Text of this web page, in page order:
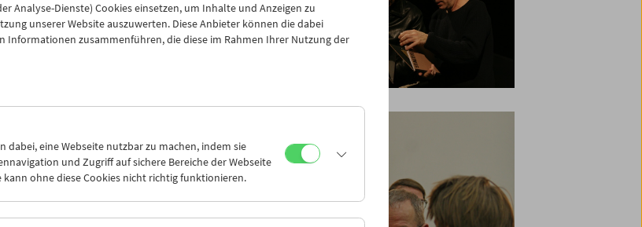
Analyse-Dienste) Cookies einsetzen, um Inhalte und Anzeigen zu
unserer Website auszuwerten. Diese Anbieter können die dabei
Informationen zusammenführen, die diese im Rahmen Ihrer Nutzung der
dabei, eine Webseite nutzbar zu machen, indem sie
und Zugriff auf sichere Bereiche der Webseite
kann ohne diese Cookies nicht richtig funktionieren.